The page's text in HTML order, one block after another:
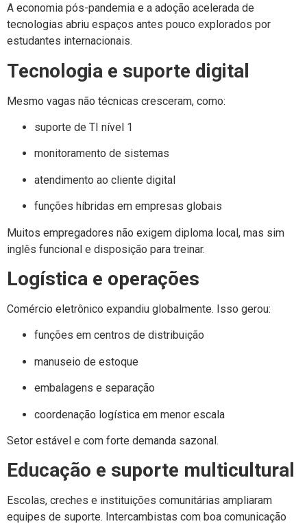
A economia pós-pandemia e a adoção acelerada de
tecnologias abriu espaços antes pouco explorados por
estudantes internacionais.
Tecnologia e suporte digital
Mesmo vagas não técnicas cresceram, como:
suporte de TI nível 1
monitoramento de sistemas
atendimento ao cliente digital
funções híbridas em empresas globais
Muitos empregadores não exigem diploma local, mas sim
inglês funcional e disposição para treinar.
Logística e operações
Comércio eletrônico expandiu globalmente. Isso gerou:
funções em centros de distribuição
manuseio de estoque
embalagens e separação
coordenação logística em menor escala
Setor estável e com forte demanda sazonal.
Educação e suporte multicultural
Escolas, creches e instituições comunitárias ampliaram
equipes de suporte. Intercambistas com boa comunicação